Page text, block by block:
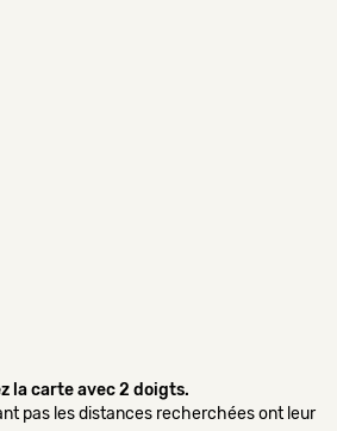
la carte avec 2 doigts.
pas les distances recherchées ont leur